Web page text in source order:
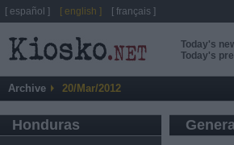
Today's
Today's
Archive 20/Mar/2012
Honduras
[ español ] [ english ] [ français ]